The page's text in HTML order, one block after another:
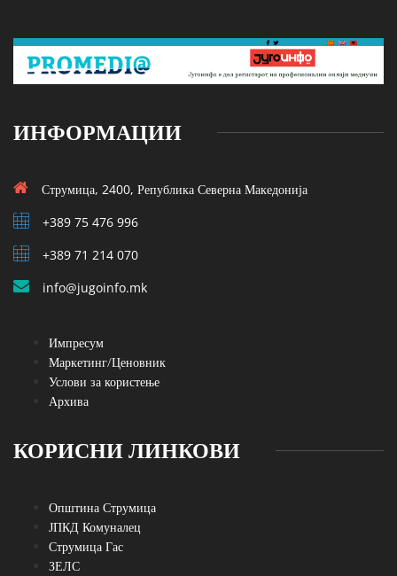
ИНФОРМАЦИИ
Струмица, 2400, Република Северна Македонија
+389 75 476 996
+389 71 214 070
info@jugoinfo.mk
Импресум
Маркетинг/Ценовник
Услови за користење
Архива
КОРИСНИ ЛИНКОВИ
Општина Струмица
ЈПКД Комуналец
Струмица Гас
ЗЕЛС